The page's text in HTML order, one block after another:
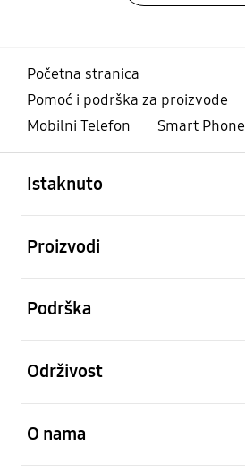
Početna stranica
Pomoć i podrška za proizvode
Mobilni Telefon
Smart Phone
Istaknuto
Proizvodi
Podrška
Održivost
O nama